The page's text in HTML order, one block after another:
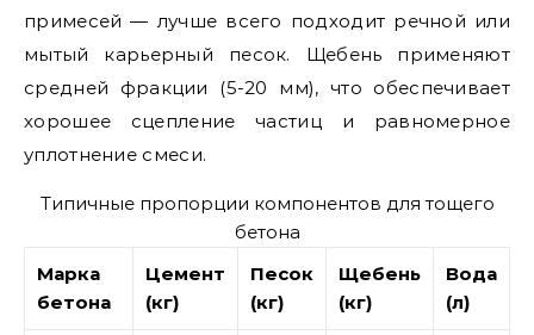
примесей — лучше всего подходит речной или
мытый карьерный песок. Щебень применяют
средней фракции (5-20 мм), что обеспечивает
хорошее сцепление частиц и равномерное
уплотнение смеси.
Типичные пропорции компонентов для тощего
бетона
Марка
бетона
Цемент
(кг)
Песок
(кг)
Щебень
(кг)
Вода
(л)